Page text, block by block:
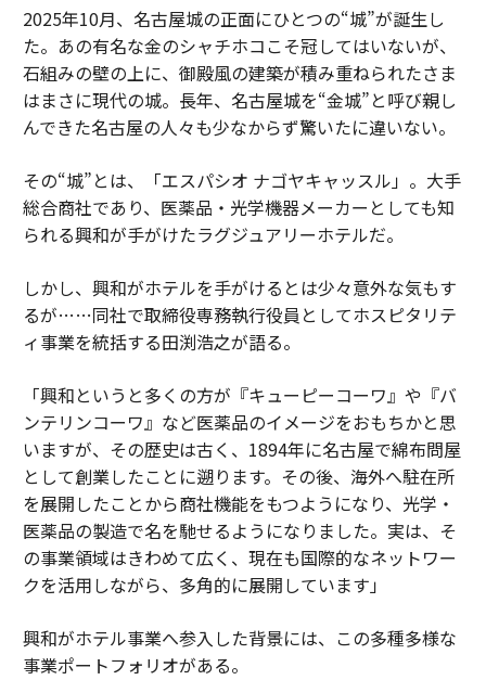
2025年10月、名古屋城の正面にひとつの“城”が誕生し
た。あの有名な金のシャチホコこそ冠してはいないが、
石組みの壁の上に、御殿風の建築が積み重ねられたさま
はまさに現代の城。長年、名古屋城を“金城”と呼び親し
んできた名古屋の人々も少なからず驚いたに違いない。
その“城”とは、「エスパシオ ナゴヤキャッスル」。大手
総合商社であり、医薬品・光学機器メーカーとしても知
られる興和が手がけたラグジュアリーホテルだ。
しかし、興和がホテルを手がけるとは少々意外な気もす
るが……同社で取締役専務執行役員としてホスピタリテ
ィ事業を統括する田渕浩之が語る。
「興和というと多くの方が『キューピーコーワ』や『バ
ンテリンコーワ』など医薬品のイメージをおもちかと思
いますが、その歴史は古く、1894年に名古屋で綿布問屋
として創業したことに遡ります。その後、海外へ駐在所
を展開したことから商社機能をもつようになり、光学・
医薬品の製造で名を馳せるようになりました。実は、そ
の事業領域はきわめて広く、現在も国際的なネットワー
クを活用しながら、多角的に展開しています」
興和がホテル事業へ参入した背景には、この多種多様な
事業ポートフォリオがある。